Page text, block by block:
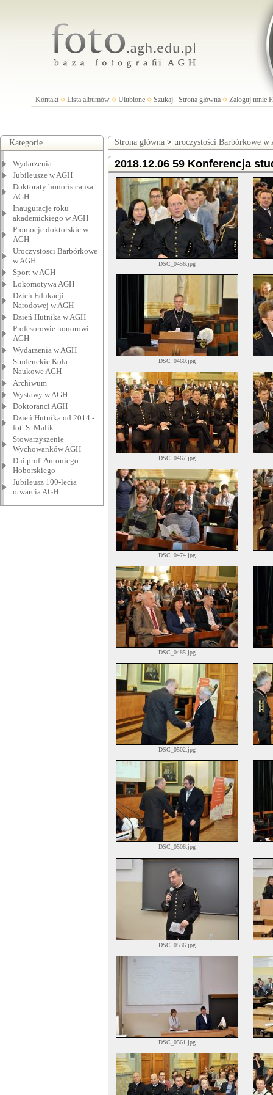
Kontakt Lista albumów Ulubione Szukaj Strona główna Zaloguj mnie
Kategorie
Wydarzenia
Jubileusze w AGH
Doktoraty honoris causa
AGH
Inauguracje roku
akademickiego w AGH
Promocje doktorskie w
AGH
Uroczystosci Barbórkowe
w AGH
Sport w AGH
Lokomotywa AGH
Dzień Edukacji
Narodowej w AGH
Dzień Hutnika w AGH
Profesorowie honorowi
AGH
Wydarzenia w AGH
Studenckie Koła
Naukowe AGH
Archiwum
Wystawy w AGH
Doktoranci AGH
Dzień Hutnika od 2014 -
fot. S. Malik
Stowarzyszenie
Wychowanków AGH
Dni prof. Antoniego
Hoborskiego
Jubileusz 100-lecia
otwarcia AGH
Strona główna > uroczystości Barbórkowe w
2018.12.06 59 Konferencja
DSC_0456.jpg
DSC_0460.jpg
DSC_0467.jpg
DSC_0474.jpg
DSC_0485.jpg
DSC_0502.jpg
DSC_0508.jpg
DSC_0536.jpg
DSC_0561.jpg